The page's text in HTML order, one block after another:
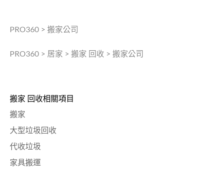
PRO360 > 搬家公司
PRO360 > 居家 > 搬家 回收 > 搬家公司
搬家 回收相關項目
搬家
大型垃圾回收
代收垃圾
家具搬運